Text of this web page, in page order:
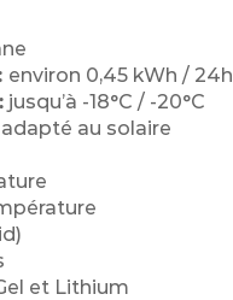
environ 0,45 kWh / 24h
jusqu’à -18°C / -20°C
au solaire
et Lithium